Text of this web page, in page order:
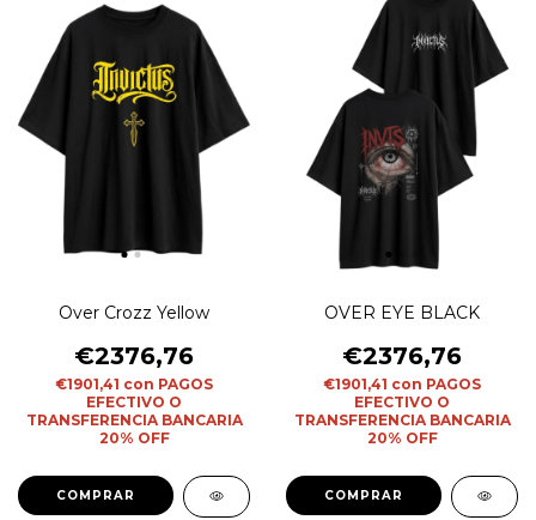
Over Crozz Yellow
€2376,76
€1901,41 con PAGOS
EFECTIVO O
TRANSFERENCIA BANCARIA
20% OFF
COMPRAR
OVER EYE BLACK
€2376,76
€1901,41 con PAGOS
EFECTIVO O
TRANSFERENCIA BANCARIA
20% OFF
COMPRAR